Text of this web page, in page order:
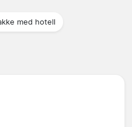
med hotell